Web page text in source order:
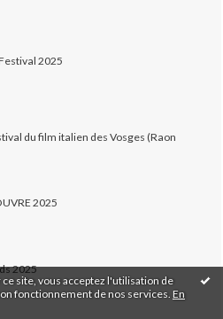
site, vous acceptez l'utilisation de
fonctionnement de nos services. En
2025
du film italien des Vosges (Raon
2025
2025